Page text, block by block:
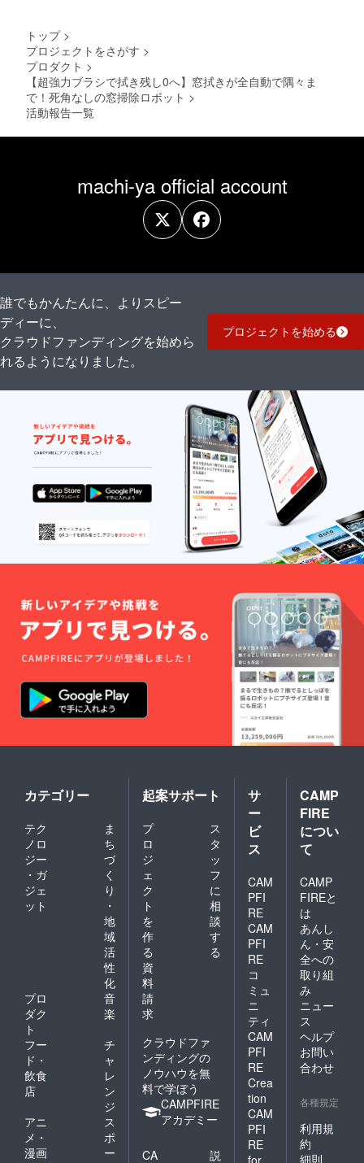
トップ >
プロジェクトをさがす >
プロダクト >
【超強力ブラシで拭き残し0へ】窓拭きが全自動で隅々ま
で！死角なしの窓掃除ロボット >
活動報告一覧
machi-ya official account
誰でもかんたんに、よりスピー
ディーに、
クラウドファンディングを始めら
れるようになりました。
プロジェクトを始める
カテゴリー
テク
ノロ
ジー
・ガ
ジェ
ット
ま
ち
づ
く
り
・
地
域
活
性
化
プロ
ダク
ト
音
楽
フー
ド・
飲食
店
チ
ャ
レ
ン
ジ
アニ
メ・
漫画
ス
ポ
ー
起案サポート
プ
ロ
ジ
ェ
ク
ト
を
作
る
ス
タ
ッ
フ
に
相
談
す
る
資
料
請
求
クラウドファ
ンディングの
ノウハウを無
料で学ぼう
CAMPFIRE
アカデミー
CA
説
サ
ー
ビ
ス
CAM
PFI
RE
CAM
PFI
RE
コ
ミュ
ニ
ティ
CAM
PFI
RE
Crea
tion
CAM
PFI
RE
for
CAMP
FIRE
につい
て
CAMP
FIREと
は
あんし
ん・安
全への
取り組
み
ニュー
ス
ヘルプ
お問い
合わせ
各種規定
利用規
約
細則